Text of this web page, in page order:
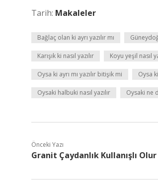
Tarih: Makaleler
Bağlaç olan ki ayrı yazılır mı
Karışık ki nasıl yazılır Koyu yeşil nasıl
Oysa ki ayrı mı yazılır bitişik mi Oysa
Oysaki halbuki nasıl yazılır Oysaki ne
Önceki Yazı
Granit Çaydanlık Kullanışlı